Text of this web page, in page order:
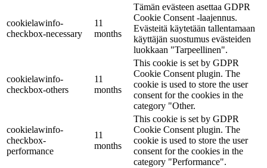
cookielawinfo-
checkbox-necessary
11
months
Tämän evästeen asettaa GDPR
Cookie Consent -laajennus.
Evästeitä käytetään tallentamaan
käyttäjän suostumus evästeiden
luokkaan "Tarpeellinen".
cookielawinfo-
checkbox-others
11
months
This cookie is set by GDPR
Cookie Consent plugin. The
cookie is used to store the user
consent for the cookies in the
category "Other.
cookielawinfo-
checkbox-
performance
11
months
This cookie is set by GDPR
Cookie Consent plugin. The
cookie is used to store the user
consent for the cookies in the
category "Performance".